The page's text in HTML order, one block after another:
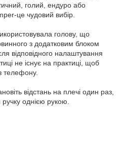
голий, ендуро або
це чудовий вибір.
голову, що
з додатковим блоком
відповідного налаштування
не існує на практиці, щоб
телефону.
відстань на плечі один раз,
однією рукою.